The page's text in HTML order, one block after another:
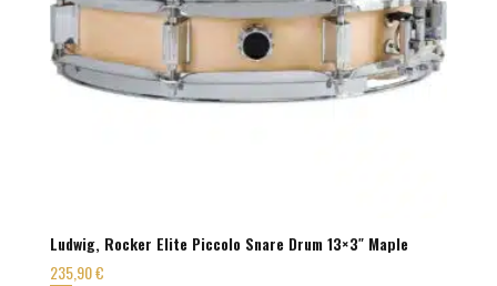
Ludwig, Rocker Elite Piccolo Snare Drum 13×3″ Maple
235,90€